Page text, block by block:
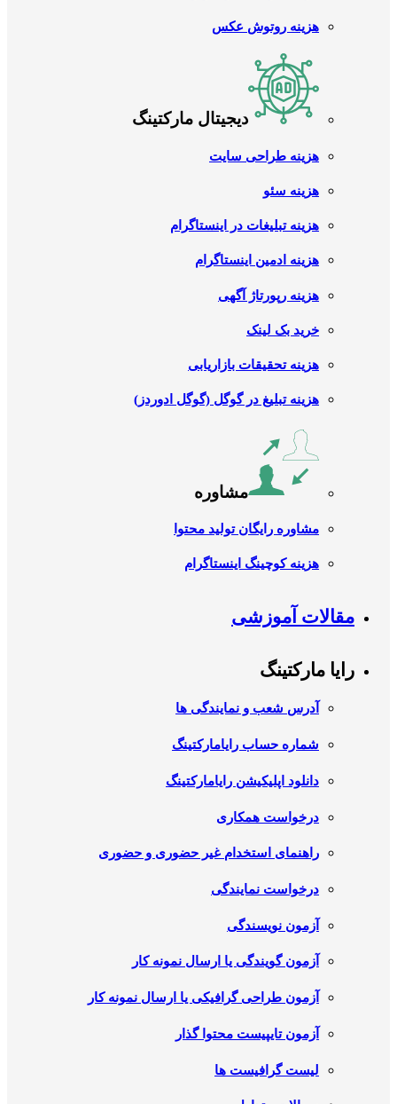
هزینه روتوش عکس
دیجیتال مارکتینگ
هزینه طراحی سایت
هزینه سئو
هزینه تبلیغات در اینستاگرام
هزینه ادمین اینستاگرام
هزینه رپورتاژ آگهی
خرید بک لینک
هزینه تحقیقات بازاریابی
هزینه تبلیغ در گوگل (گوگل ادوردز)
مشاوره
مشاوره رایگان تولید محتوا
هزینه کوچینگ اینستاگرام
مقالات آموزشی
رایا مارکتینگ
آدرس شعب و نمایندگی ها
شماره حساب رایامارکتینگ
دانلود اپلیکیشن رایامارکتینگ
درخواست همکاری
راهنمای استخدام غیر حضوری و حضوری
درخواست نمایندگی
آزمون نویسندگی
آزمون گویندگی یا ارسال نمونه کار
آزمون طراحی گرافیکی یا ارسال نمونه کار
آزمون تایپیست محتوا گذار
لیست گرافیست ها